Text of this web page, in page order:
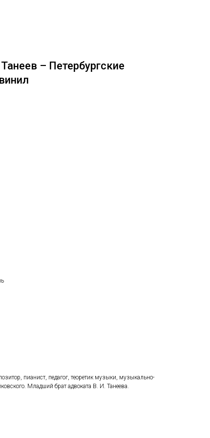
– Петербургские
пианист, педагог, теоретик музыки, музыкально-
Младший брат адвоката В. И. Танеева.